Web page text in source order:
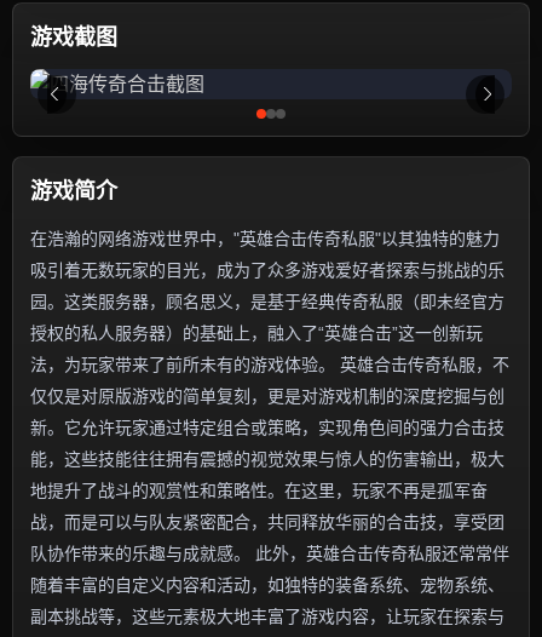
游戏截图
游戏简介
在浩瀚的网络游戏世界中，"英雄合击传奇私服"以其独特的魅力
吸引着无数玩家的目光，成为了众多游戏爱好者探索与挑战的乐
园。这类服务器，顾名思义，是基于经典传奇私服（即未经官方
授权的私人服务器）的基础上，融入了“英雄合击”这一创新玩
法，为玩家带来了前所未有的游戏体验。 英雄合击传奇私服，不
仅仅是对原版游戏的简单复刻，更是对游戏机制的深度挖掘与创
新。它允许玩家通过特定组合或策略，实现角色间的强力合击技
能，这些技能往往拥有震撼的视觉效果与惊人的伤害输出，极大
地提升了战斗的观赏性和策略性。在这里，玩家不再是孤军奋
战，而是可以与队友紧密配合，共同释放华丽的合击技，享受团
队协作带来的乐趣与成就感。 此外，英雄合击传奇私服还常常伴
随着丰富的自定义内容和活动，如独特的装备系统、宠物系统、
副本挑战等，这些元素极大地丰富了游戏内容，让玩家在探索与